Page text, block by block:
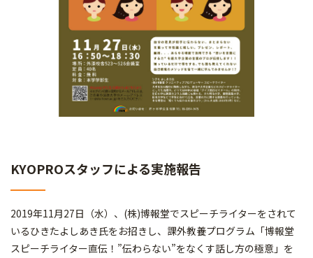
KYOPROスタッフによる実施報告
2019年11月27日（水）、(株)博報堂でスピーチライターをされて
いるひきたよしあき氏をお招きし、課外教養プログラム「博報堂
スピーチライター直伝！”伝わらない”をなくす話し方の極意」を